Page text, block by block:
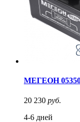
МЕГЕОН 05350,
20 230 руб.
4-6 дней